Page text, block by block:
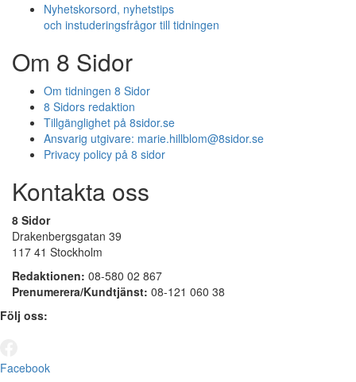
Nyhetskorsord, nyhetstips
och instuderingsfrågor till tidningen
Om 8 Sidor
Om tidningen 8 Sidor
8 Sidors redaktion
Tillgänglighet på 8sidor.se
Ansvarig utgivare: marie.hillblom@8sidor.se
Privacy policy på 8 sidor
Kontakta oss
8 Sidor
Drakenbergsgatan 39
117 41 Stockholm
Redaktionen: 08-580 02 867
Prenumerera/Kundtjänst: 08-121 060 38
Följ oss:
Facebook